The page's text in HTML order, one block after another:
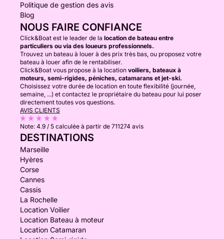
Politique de gestion des avis
Blog
NOUS FAIRE CONFIANCE
Click&Boat est le leader de la location de bateau entre
particuliers ou via des loueurs professionnels.
Trouvez un bateau à louer à des prix très bas, ou proposez votre
bateau à louer afin de le rentabiliser.
Click&Boat vous propose à la location voiliers, bateaux à
moteurs, semi-rigides, péniches, catamarans et jet-ski.
Choisissez votre durée de location en toute flexibilité (journée,
semaine, ...) et contactez le propriétaire du bateau pour lui poser
directement toutes vos questions.
AVIS CLIENTS
Note: 4.9 / 5 calculée à partir de 711274 avis
DESTINATIONS
Marseille
Hyères
Corse
Cannes
Cassis
La Rochelle
Location Voilier
Location Bateau à moteur
Location Catamaran